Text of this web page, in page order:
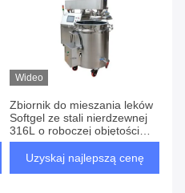
Wideo
Zbiornik do mieszania leków
Softgel ze stali nierdzewnej
316L o roboczej objętości
300 L i systemie
podnoszenia hydraulicznego
Uzyskaj najlepszą cenę